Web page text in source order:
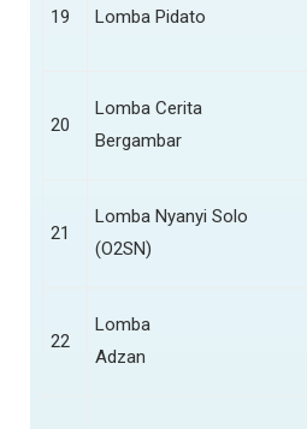
19 Lomba Pidato
20
Lomba Cerita
Bergambar
21
Lomba Nyanyi Solo
(O2SN)
22
Lomba
Adzan